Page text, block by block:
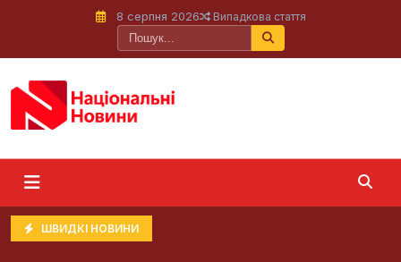
8 серпня 2026 Випадкова стаття
ШВИДКІ НОВИНИ